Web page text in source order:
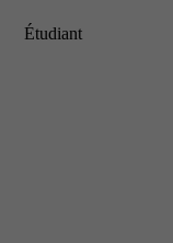
Étudiant